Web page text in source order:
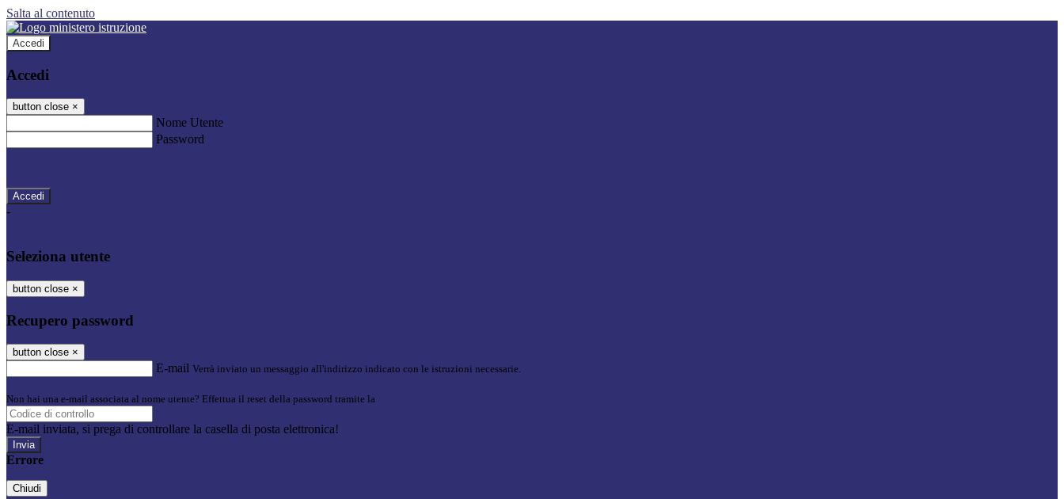
Salta al contenuto
Accedi
Accedi
button close ×
Nome Utente
Password
-
Seleziona utente
button close ×
Recupero password
button close ×
E-mail Verrà inviato un messaggio all'indirizzo indicato con le istruzioni necessarie.
Non hai una e-mail associata al nome utente? Effettua il reset della password tramite la
E-mail inviata, si prega di controllare la casella di posta elettronica!
Errore
Chiudi